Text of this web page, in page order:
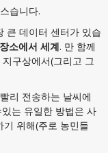
습니다.
큰 데이터 센터가 있습
소에서 세계. 만 함께
구상에서(그리고 그
리 전송하는 날씨에
는 유일한 방법은 사
위해(주로 농민들